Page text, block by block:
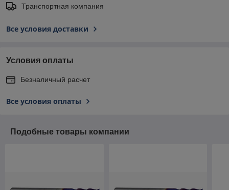
Транспортная компания
Все условия доставки
Условия оплаты
Безналичный расчет
Все условия оплаты
Подобные товары компании